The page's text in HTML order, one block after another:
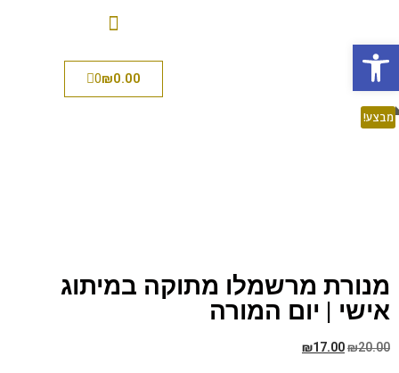
פתח סרגל נגישות
₪0.00
0
מבצע!
מנורת מרשמלו מתוקה במיתוג
אישי | יום המורה
₪20.00
₪17.00